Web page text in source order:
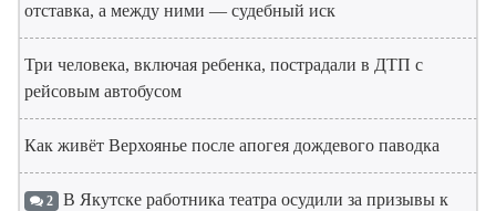
отставка, а между ними — судебный иск
Три человека, включая ребенка, пострадали в ДТП с
рейсовым автобусом
Как живёт Верхоянье после апогея дождевого паводка
2 В Якутске работника театра осудили за призывы к